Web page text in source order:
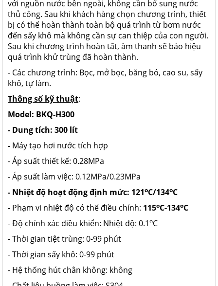
với nguồn nước bên ngoài, không cần bổ sung nước
thủ công. Sau khi khách hàng chọn chương trình, thiết
bị có thể hoàn thành toàn bộ quá trình từ bơm nước
đến sấy khô mà không cần sự can thiệp của con người.
Sau khi chương trình hoàn tất, âm thanh sẽ báo hiệu
quá trình khử trùng đã hoàn thành.
- Các chương trình: Bọc, mở bọc, băng bó, cao su, sấy
khô, tự làm.
Thông số kỹ thuật:
Model: BKQ-H300
- Dung tích: 300 lít
- Máy tạo hơi nước tích hợp
- Áp suất thiết kế: 0.28MPa
- Áp suất làm việc: 0.12MPa/0.23MPa
- Nhiệt độ hoạt động định mức: 121oC/134oC
- Phạm vi nhiệt độ có thể điều chỉnh: 115oC-134oC
- Độ chính xác điều khiển: Nhiệt độ: 0.1oC
- Thời gian tiệt trùng: 0-99 phút
- Thời gian sấy khô: 0-99 phút
- Hệ thống hút chân không: không